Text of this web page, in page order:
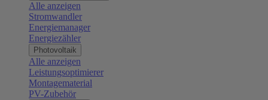
Alle anzeigen
Stromwandler
Energiemanager
Energiezähler
Photovoltaik
Alle anzeigen
Leistungsoptimierer
Montagematerial
PV-Zubehör